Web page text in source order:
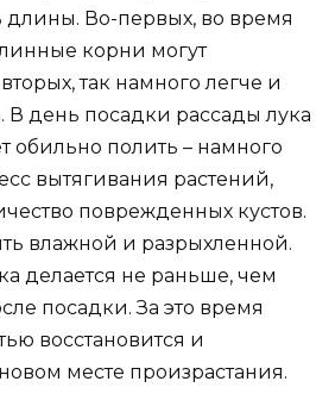
длины. Во-первых, во время
корни могут
так намного легче и
В день посадки рассады лука
обильно полить – намного
вытягивания растений,
поврежденных кустов.
влажной и разрыхленной.
делается не раньше, чем
посадки. За это время
восстановится и
месте произрастания.